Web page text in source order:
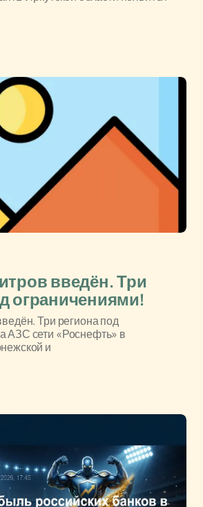
введён. Три
ограничениями!
Три региона под
АЗС сети «Роснефть» в
и